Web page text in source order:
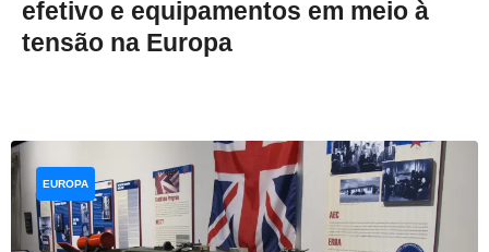
efetivo e equipamentos em meio à
tensão na Europa
EUROPA